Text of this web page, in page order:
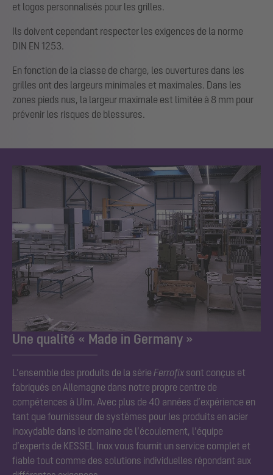
et logos personnalisés pour les grilles.
Ils doivent cependant respecter les exigences de la norme
DIN EN 1253.
En fonction de la classe de charge, les ouvertures dans les
grilles ont des largeurs minimales et maximales. Dans les
zones pieds nus, la largeur maximale est limitée à 8 mm pour
prévenir les risques de blessures.
Une qualité « Made in Germany »
L’ensemble des produits de la série Ferrofix sont conçus et
fabriqués en Allemagne dans notre propre centre de
compétences à Ulm. Avec plus de 40 années d’expérience en
tant que fournisseur de systèmes pour les produits en acier
inoxydable dans le domaine de l’écoulement, l’équipe
d’experts de KESSEL Inox vous fournit un service complet et
fiable tout comme des solutions individuelles répondant aux